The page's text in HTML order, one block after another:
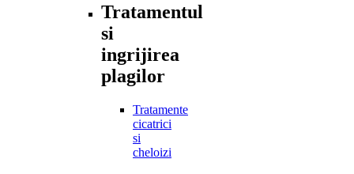
Tratamentul
si
ingrijirea
plagilor
Tratamente
cicatrici
si
cheloizi